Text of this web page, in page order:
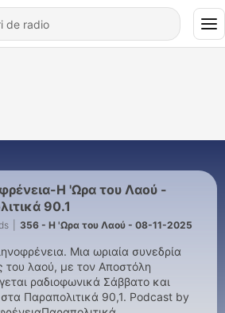
Η 'Ωρα του Λαού -
90.1
356 - Η 'Ωρα του Λαού - 08-11-2025
Μια ωριαία συνεδρία
του λαού, με τον Αποστόλη
ραδιοφωνικά Σάββατο και
90,1. Podcast by